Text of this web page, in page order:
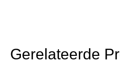
Gerelateerde